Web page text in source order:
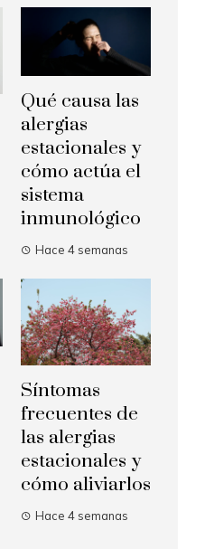
Qué causa las
alergias
estacionales y
cómo actúa el
sistema
inmunológico
Hace 4 semanas
Síntomas
frecuentes de
las alergias
estacionales y
cómo aliviarlos
Hace 4 semanas